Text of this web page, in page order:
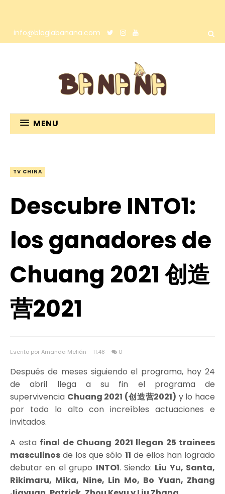
info@bloglabanana.com
MENU
TV CHINA
Descubre INTO1:
los ganadores de
Chuang 2021 创造
营2021
Escrito por Amanda Melián 11:48 0
Después de meses siguiendo el programa, hoy 24
de abril llega a su fin el programa de
supervivencia Chuang 2021 (创造营2021) y lo hace
por todo lo alto con increíbles actuaciones e
invitados.
A esta final de Chuang 2021 llegan 25 trainees
masculinos de los que sólo 11 de ellos han logrado
debutar en el grupo INTO1. Siendo: Liu Yu, Santa,
Rikimaru, Mika, Nine, Lin Mo, Bo Yuan, Zhang